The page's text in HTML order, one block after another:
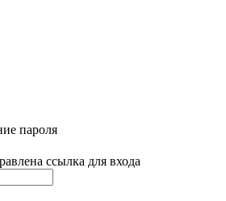
пароля
ссылка для входа